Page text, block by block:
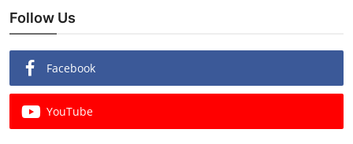
Follow Us
Facebook
YouTube